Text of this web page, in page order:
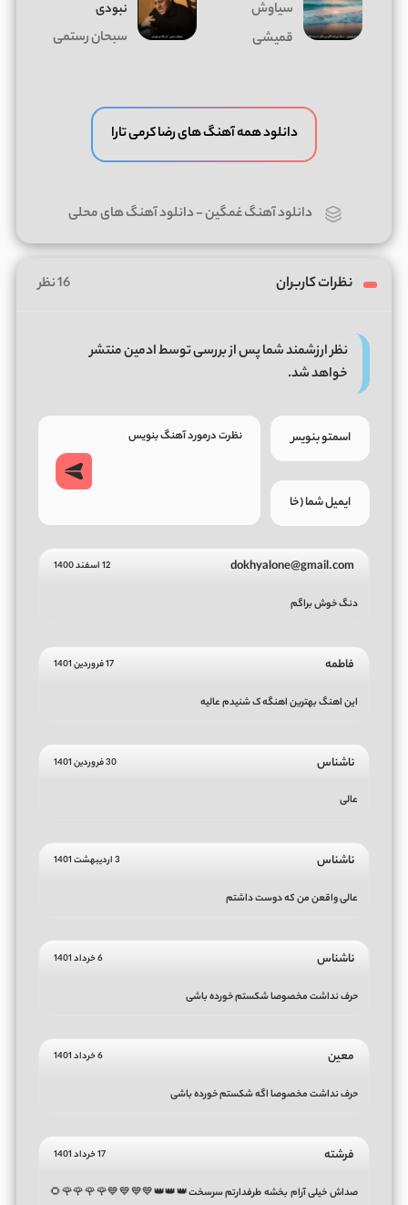
سیاوش
قمیشی
نبودی
سبحان رستمی
دانلود همه آهنگ های رضا کرمی تارا
دانلود آهنگ غمگین-دانلود آهنگ های محلی
نظرات کاربران 16 نظر
نظر ارزشمند شما پس از بررسی توسط ادمین منتشر
خواهد شد.
dokhyalone@gmail.com 12 اسفند 1400
دنگ خوش براگم
فاطمه 17 فروردین 1401
این اهنگ بهترین اهنگه ک شنیدم عالیه
ناشناس 30 فروردین 1401
عالی
ناشناس 3 اردیبهشت 1401
عالی واقعن من که دوست داشتم
ناشناس 6 خرداد 1401
حرف نداشت مخصوصا شکستم خورده باشی
معین 6 خرداد 1401
حرف نداشت مخصوصا اگه شکستم خورده باشی
فرشته 17 خرداد 1401
صداش خیلی آرام بخشه طرفدارتم سرسخت👑👑👑💙💙💙💙🌹🌹🌹🌹🌻